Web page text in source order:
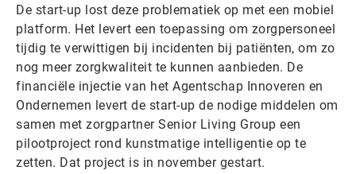
De start-up lost deze problematiek op met een mobiel
platform. Het levert een toepassing om zorgpersoneel
tijdig te verwittigen bij incidenten bij patiënten, om zo
nog meer zorgkwaliteit te kunnen aanbieden. De
financiële injectie van het Agentschap Innoveren en
Ondernemen levert de start-up de nodige middelen om
samen met zorgpartner Senior Living Group een
pilootproject rond kunstmatige intelligentie op te
zetten. Dat project is in november gestart.